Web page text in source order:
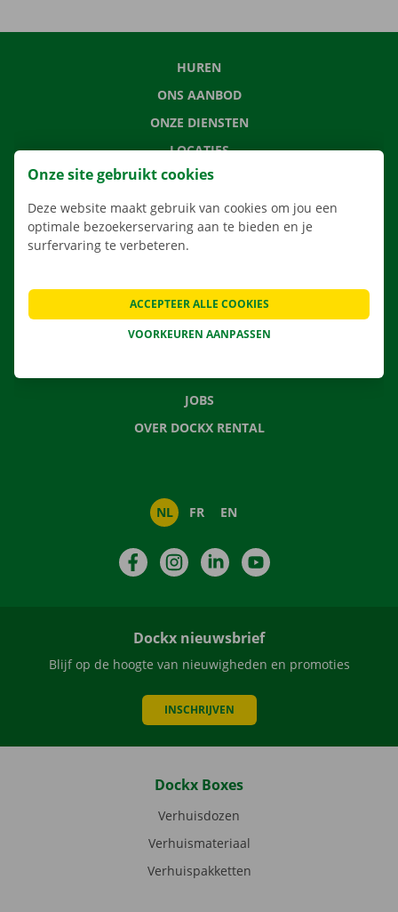
HUREN
ONS AANBOD
ONZE DIENSTEN
LOCATIES
APP
VERHUISOPLOSSINGEN
CONTACTEER ONS
VEELGESTELDE VRAGEN
JOBS
OVER DOCKX RENTAL
NL FR EN
FacebookInstagramLinkedIn
Dockx nieuwsbrief
Blijf op de hoogte van nieuwigheden en promoties
INSCHRIJVEN
Dockx Boxes
Verhuisdozen
Verhuismateriaal
Verhuispakketten
Onze site gebruikt cookies
Deze website maakt gebruik van cookies om jou een
optimale bezoekerservaring aan te bieden en je
surfervaring te verbeteren.
VOORKEUREN AANPASSEN
ACCEPTEER ALLE COOKIES